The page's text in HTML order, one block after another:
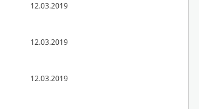
12.03.2019
12.03.2019
12.03.2019